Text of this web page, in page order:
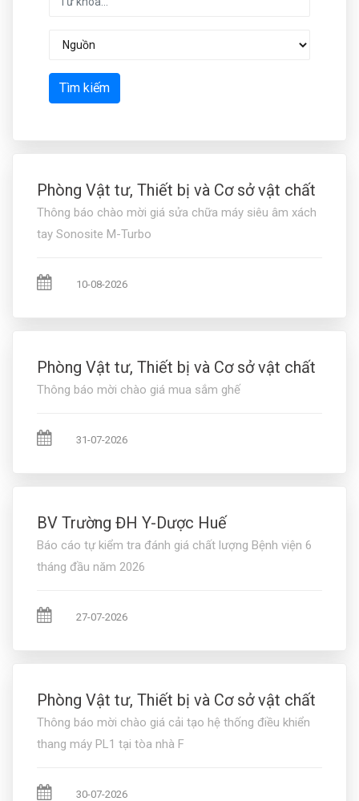
Tìm kiếm
Phòng Vật tư, Thiết bị và Cơ sở vật chất
Thông báo chào mời giá sửa chữa máy siêu âm xách
tay Sonosite M-Turbo
10-08-2026
Phòng Vật tư, Thiết bị và Cơ sở vật chất
Thông báo mời chào giá mua sắm ghế
31-07-2026
BV Trường ĐH Y-Dược Huế
Báo cáo tự kiểm tra đánh giá chất lượng Bệnh viện 6
tháng đầu năm 2026
27-07-2026
Phòng Vật tư, Thiết bị và Cơ sở vật chất
Thông báo mời chào giá cải tạo hệ thống điều khiển
thang máy PL1 tại tòa nhà F
30-07-2026